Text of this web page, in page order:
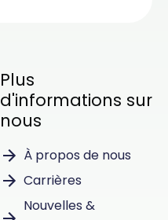
Plus
d'informations sur
nous
À propos de nous
Carrières
Nouvelles &